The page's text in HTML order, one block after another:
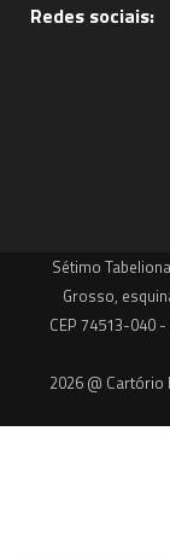
Redes sociais:
Sétimo
Grosso,
CEP 74513-040
2026 @